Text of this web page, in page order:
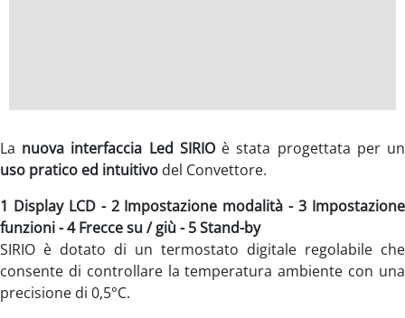
La nuova interfaccia Led SIRIOè stata progettata per un
uso pratico ed intuitivo del Convettore.
1 Display LCD - 2 Impostazione modalità - 3 Impostazione
funzioni - 4 Frecce su / giù - 5 Stand-by
SIRIO è dotato di un termostato digitale regolabile che
consente di controllare la temperatura ambiente con una
precisione di 0,5°C.